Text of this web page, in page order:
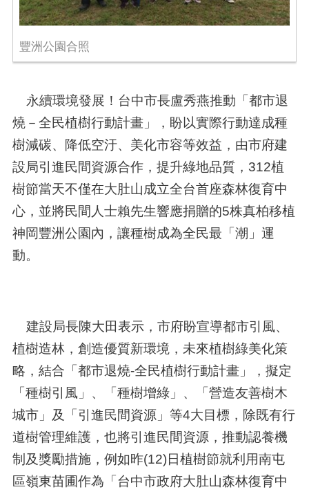
豐洲公園合照
永續環境發展！台中市長盧秀燕推動「都市退
燒－全民植樹行動計畫」，盼以實際行動達成種
樹減碳、降低空汙、美化市容等效益，由市府建
設局引進民間資源合作，提升綠地品質，312植
樹節當天不僅在大肚山成立全台首座森林復育中
心，並將民間人士賴先生響應捐贈的5株真柏移植
神岡豐洲公園內，讓種樹成為全民最「潮」運
動。
建設局長陳大田表示，市府盼宣導都市引風、
植樹造林，創造優質新環境，未來植樹綠美化策
略，結合「都市退燒-全民植樹行動計畫」，擬定
「種樹引風」、「種樹增綠」、「營造友善樹木
城市」及「引進民間資源」等4大目標，除既有行
道樹管理維護，也將引進民間資源，推動認養機
制及獎勵措施，例如昨(12)日植樹節就利用南屯
區嶺東苗圃作為「台中市政府大肚山森林復育中